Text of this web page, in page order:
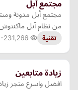
مجتمع آبل
مجتمع أبل مدونة
من نظام آبل ماكنتوش
تقنية 23
زيادة متابعين
افضل واسرع متجر